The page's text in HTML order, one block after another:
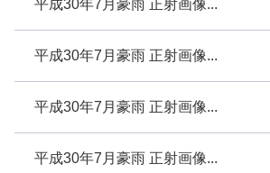
平成30年7月豪雨 正射画像...
平成30年7月豪雨 正射画像...
平成30年7月豪雨 正射画像...
平成30年7月豪雨 正射画像...